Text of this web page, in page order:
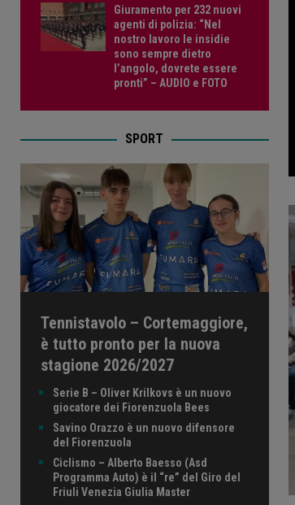
Giuramento per 232 nuovi
agenti di polizia: “Nel
nostro lavoro le insidie
sono sempre dietro
l’angolo, dovrete essere
pronti” – AUDIO e FOTO
SPORT
Tennistavolo – Cortemaggiore,
è tutto pronto per la nuova
stagione 2026/2027
Serie B – Oliver Krilkovs è un nuovo
giocatore dei Fiorenzuola Bees
Savino Orazzo è un nuovo difensore
del Fiorenzuola
Ciclismo – Alberto Baesso (Asd
Programma Auto) è il “re” del Giro del
Friuli Venezia Giulia Master